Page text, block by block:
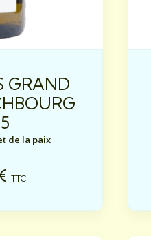
GRAND
de la paix
TTC